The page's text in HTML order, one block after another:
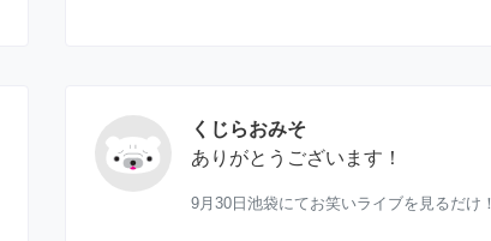
くじらおみそ
ありがとうございます！
9月30日池袋にてお笑いライブを見るだけ！